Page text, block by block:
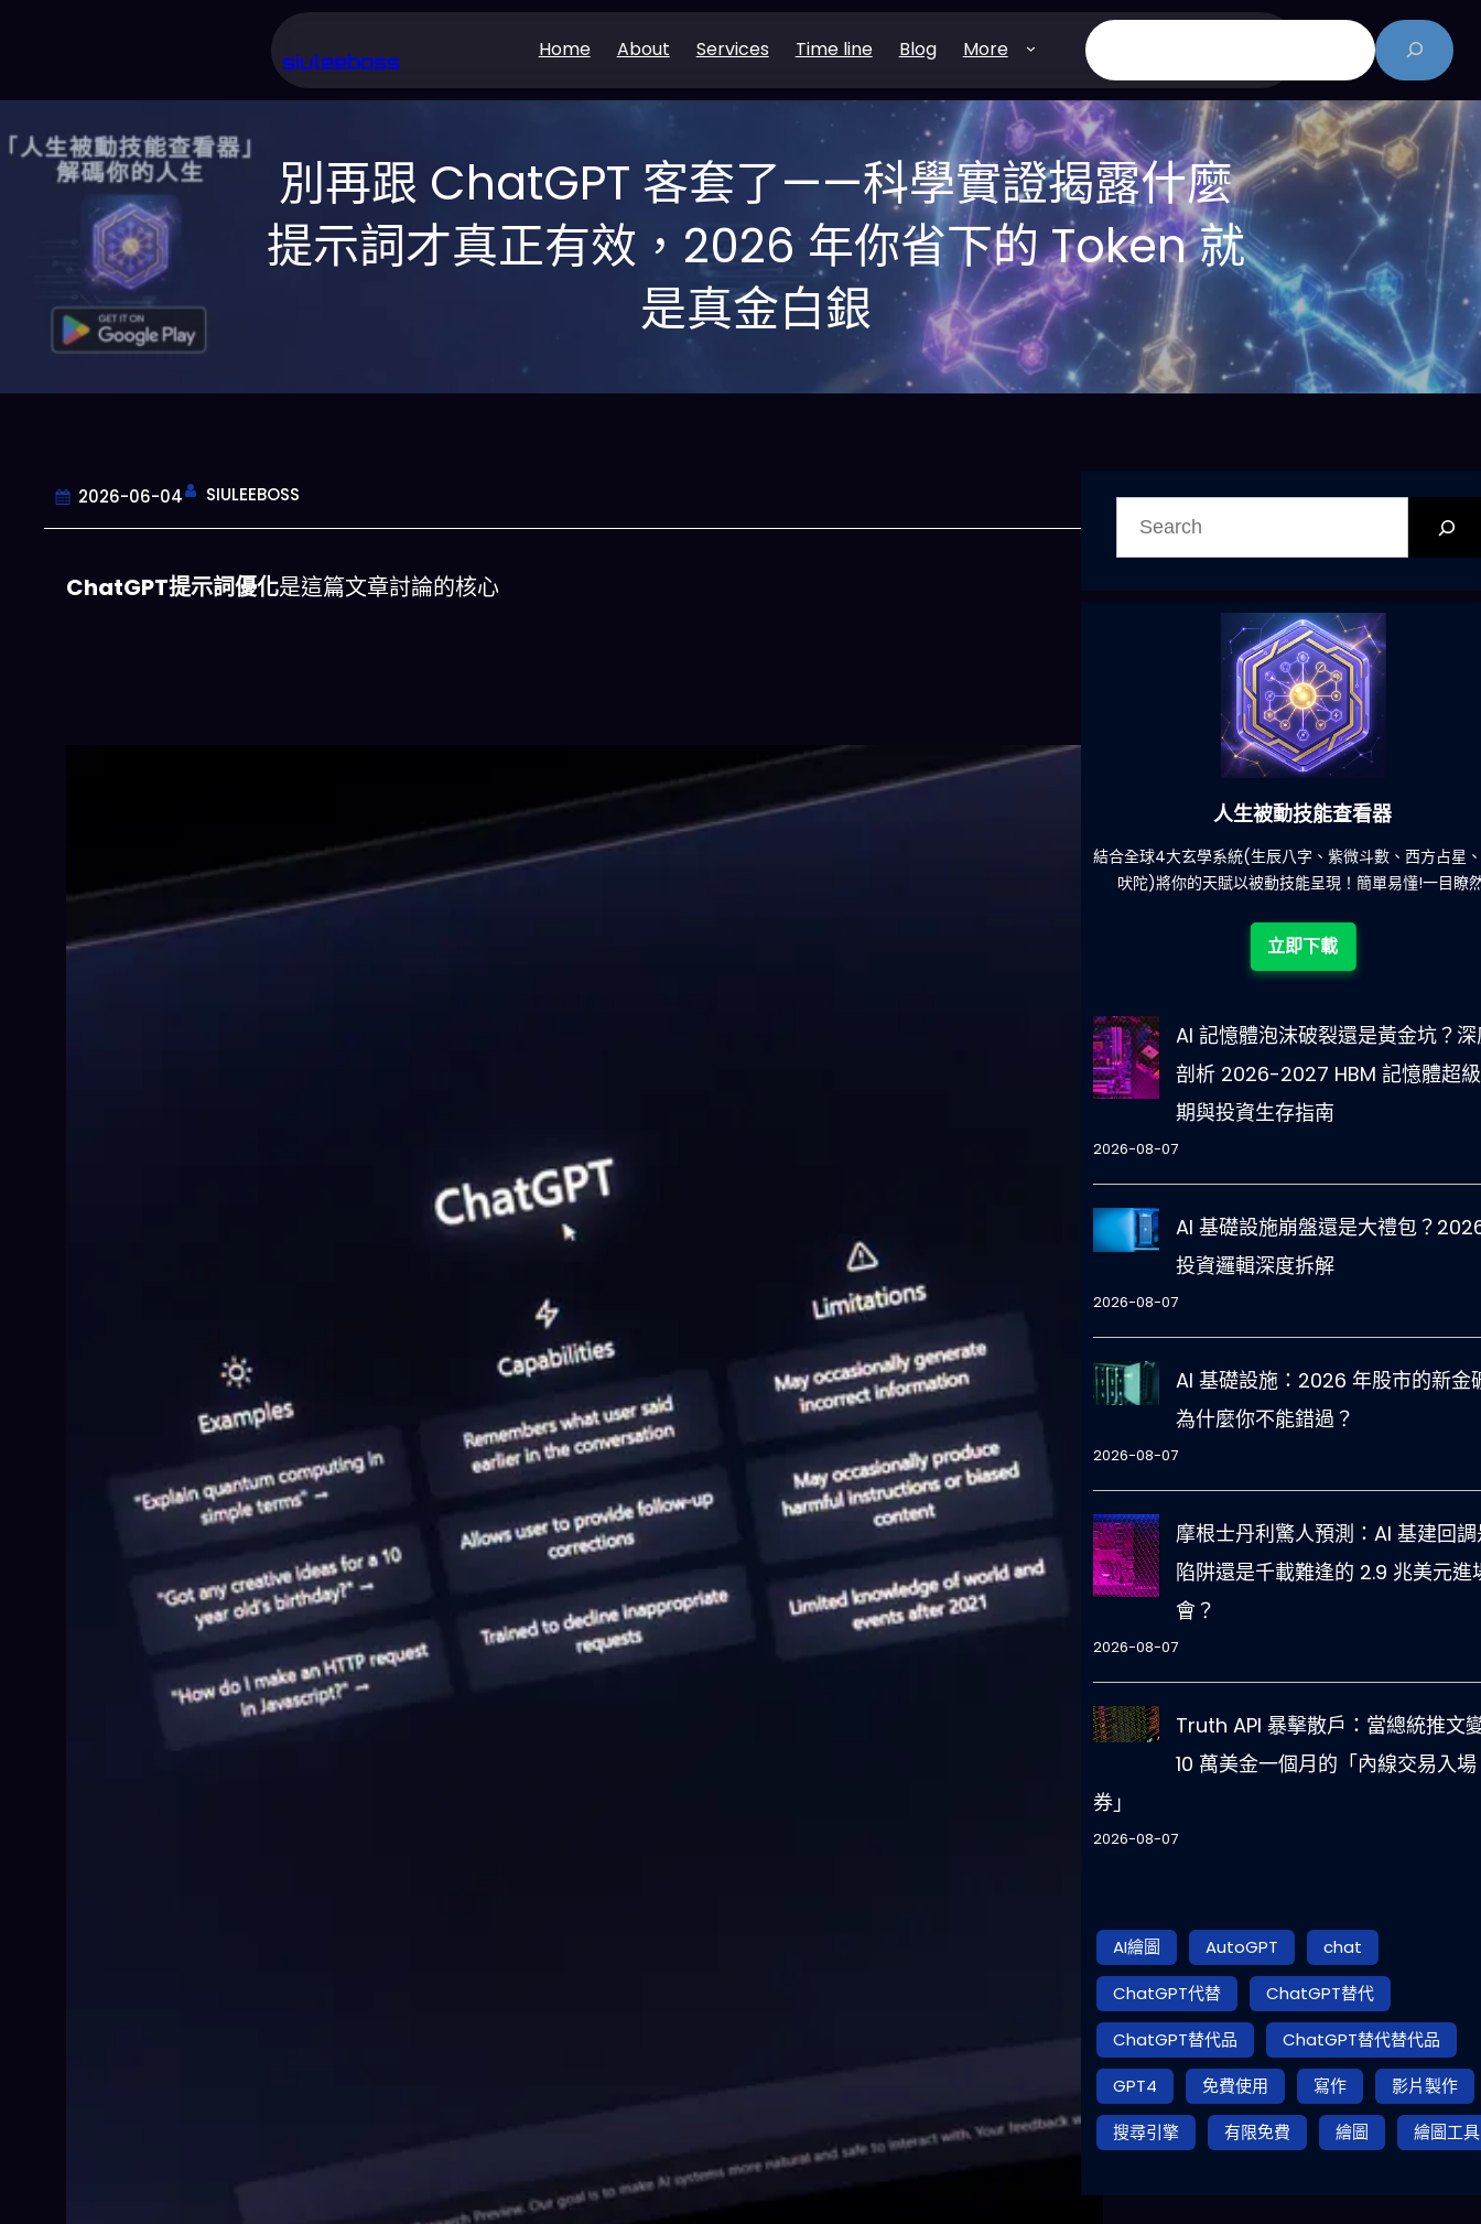
主
要
siuleeboss Home About Services Time line Blog More
搜
尋
別再跟 ChatGPT 客套了——科學實證揭露什麼
提示詞才真正有效，2026 年你省下的 Token 就
是真金白銀
2026-06-04 SIULEEBOSS
ChatGPT提示詞優化是這篇文章討論的核心
今晚吃什麽 人生被動技能查看器
結合全球4大玄學系統(生辰八字、紫微斗數、西方占星
吠陀)將你的天賦以被動技能呈現！簡單易懂!一目瞭
立即下載
AI 記憶體泡沫破裂還是黃金坑？
剖析 2026-2027 HBM 記憶體超
期與投資生存指南
2026-08-07
AI 基礎設施崩盤還是大禮包？
投資邏輯深度拆解
2026-08-07
AI 基礎設施：2026 年股市的新金
為什麼你不能錯過？
2026-08-07
摩根士丹利驚人預測：AI 基建回
陷阱還是千載難逢的 2.9 兆美元進
會？
2026-08-07
Truth API 暴擊散戶：當總統推文
10 萬美金一個月的「內線交易入場
券」
2026-08-07
AI繪圖 AutoGPT
chat
ChatGPT代替
ChatGPT替代
ChatGPT替代品
ChatGPT替代替代品
GPT4
免費使用 寫作
影片製作
搜尋引擎
有限免費 繪圖 繪圖工具